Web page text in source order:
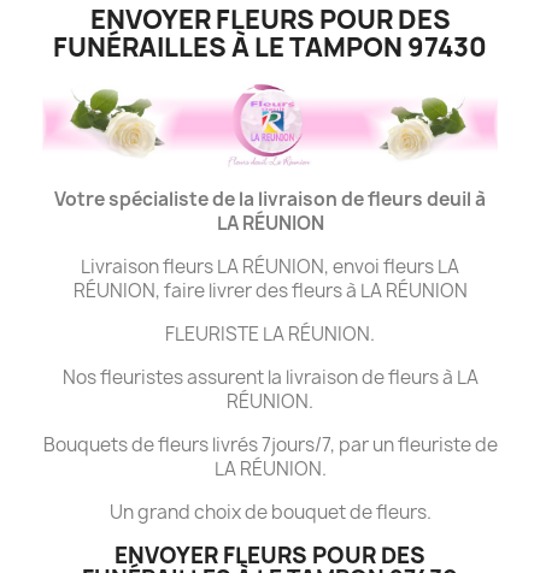
ENVOYER FLEURS POUR DES
FUNÉRAILLES À LE TAMPON 97430
Votre spécialiste de la livraison de fleurs deuil à
LARÉUNION
Livraison fleurs LA RÉUNION, envoi fleurs LA
RÉUNION, faire livrer des fleurs à LA RÉUNION
FLEURISTE LA RÉUNION.
Nos fleuristes assurent la livraison de fleurs à LA
RÉUNION.
Bouquets de fleurs livrés 7jours/7, par un fleuriste de
LA RÉUNION.
Un grand choix de bouquet de fleurs.
ENVOYER FLEURS POUR DES